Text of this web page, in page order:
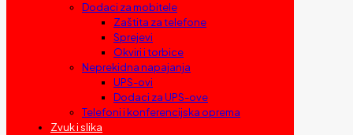
Dodaci za mobitele
Zaštita za telefone
Sprejevi
Okviri i torbice
Neprekidna napajanja
UPS-ovi
Dodaci za UPS-ove
Telefoni i konferencijska oprema
Zvuk i slika